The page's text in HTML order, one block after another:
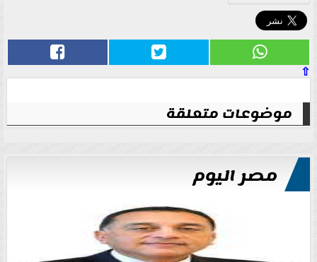
⇧
موضوعات متعلقة
مصر اليوم